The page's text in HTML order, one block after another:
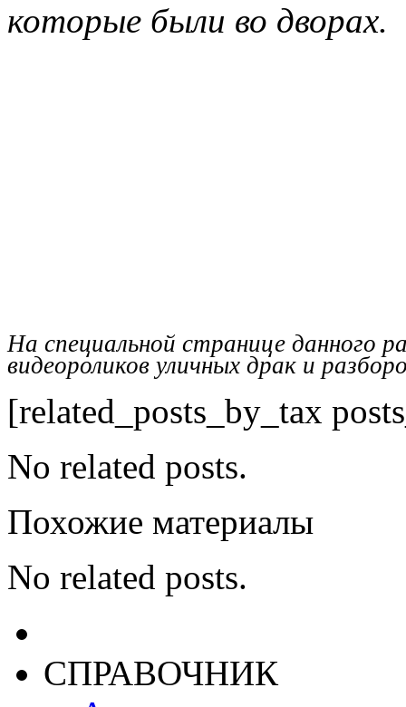
которые были во дворах.
На специальной странице данного
видеороликов уличных драк и
[related_posts_by_tax
No related posts.
Похожие материалы
No related posts.
СПРАВОЧНИК